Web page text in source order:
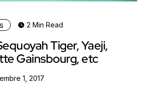
2 Min Read
Tiger, Yaeji,
Gainsbourg, etc
1, 2017